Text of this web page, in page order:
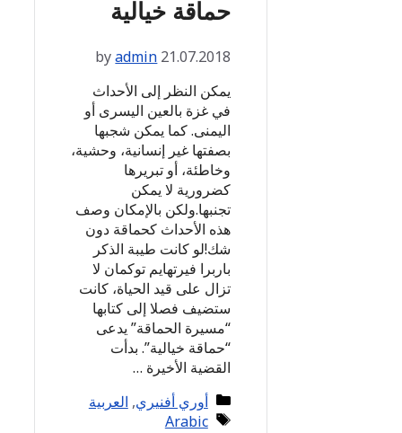
حماقة خيالية
21.07.2018
byadmin
يمكن النظر إلى الأحداث
في غزة بالعين اليسرى أو
اليمنى. كما يمكن شجبها
بصفتها غير إنسانية، وحشية،
وخاطئة، أو تبريرها
كضرورية لا يمكن
تجنبها.ولكن بالإمكان وصف
هذه الأحداث كحماقة دون
شك!لو كانت طيبة الذكر
باربرا فيرتهايم توكمان لا
تزال على قيد الحياة، كانت
ستضيف فصلا إلى كتابها
“مسيرة الحماقة” يدعى
“حماقة خيالية”. بدأت
القضية الأخيرة …
Categories
أوري أفنيري, العربية
Tags
Arabic